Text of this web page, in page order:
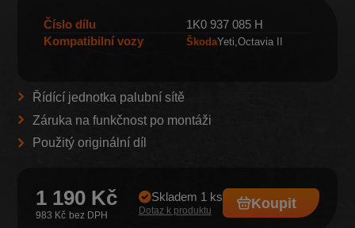
Číslo dílu
1K0 937 085 H
Kompatibilní vozy
ŠkodaYeti Octavia II
Řídící jednotka palubní sítě
Záruka na funkčnost po montáži
Použitý originální díl
1 190 Kč
983 Kč
Skladem 1 ks
Dotaz k produktu Koupit